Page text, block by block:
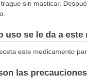
sin masticar.
uso se le da a este
este medicamento
las